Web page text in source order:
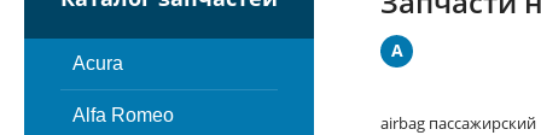
Acura
Alfa Romeo
A
airbag пассажирский